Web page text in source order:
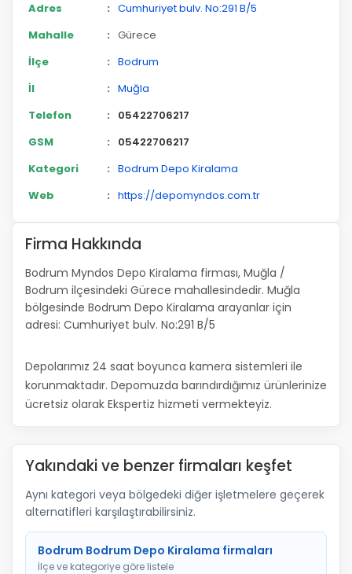
Adres
: Cumhuriyet bulv. No:291 B/5
Mahalle
: Gürece
İlçe
: Bodrum
İl
: Muğla
Telefon
:
05422706217
GSM
:
05422706217
Kategori
: Bodrum Depo Kiralama
Web
: https://depomyndos.com.tr
Firma Hakkında
Bodrum Myndos Depo Kiralama firması, Muğla /
Bodrum ilçesindeki Gürece mahallesindedir. Muğla
bölgesinde Bodrum Depo Kiralama arayanlar için
adresi: Cumhuriyet bulv. No:291 B/5
Depolarımız 24 saat boyunca kamera sistemleri ile
korunmaktadır. Depomuzda barındırdığımız ürünlerinize
ücretsiz olarak Ekspertiz hizmeti vermekteyiz.
Yakındaki ve benzer firmaları keşfet
Aynı kategori veya bölgedeki diğer işletmelere geçerek
alternatifleri karşılaştırabilirsiniz.
Bodrum Bodrum Depo Kiralama firmaları
İlçe ve kategoriye göre listele